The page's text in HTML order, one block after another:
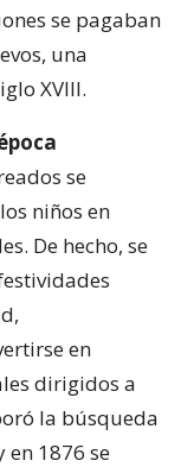
se pagaban
una
XVIII.
se
niños en
De hecho, se
en
dirigidos a
la búsqueda
en 1876 se